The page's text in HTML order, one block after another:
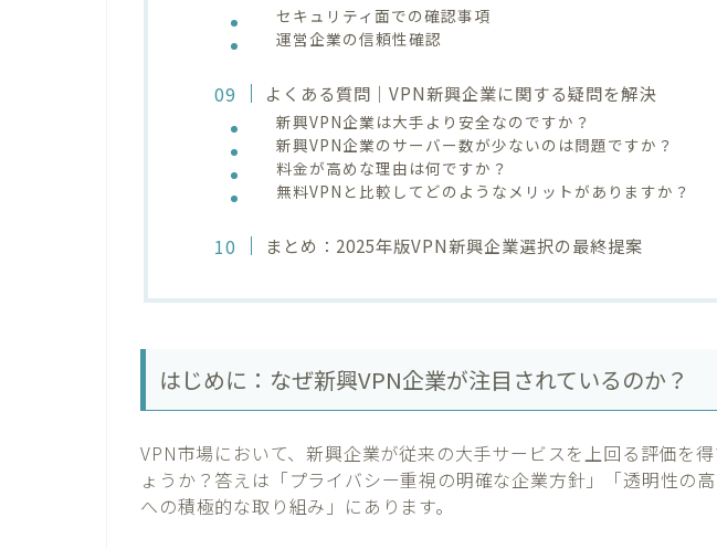
セキュリティ面での確認事項
運営企業の信頼性確認
よくある質問｜VPN新興企業に関する疑問を解決
新興VPN企業は大手より安全なのですか？
新興VPN企業のサーバー数が少ないのは問題ですか？
料金が高めな理由は何ですか？
無料VPNと比較してどのようなメリットがありますか？
まとめ：2025年版VPN新興企業選択の最終提案
はじめに：なぜ新興VPN企業が注目されているのか？
VPN市場において、新興企業が従来の大手サービスを上回る評価を
ょうか？答えは「プライバシー重視の明確な企業方針」「透明性の
への積極的な取り組み」にあります。